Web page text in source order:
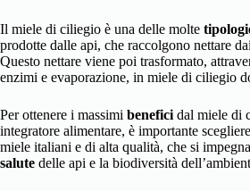
Il miele di ciliegio è una delle molte
prodotte dalle api, che raccolgono nettare
Questo nettare viene poi trasformato,
enzimi e evaporazione, in miele di ciliegio
Per ottenere i massimi benefici dal miele di
integratore alimentare, è importante
miele italiani e di alta qualità, che si
salute delle api e la biodiversità